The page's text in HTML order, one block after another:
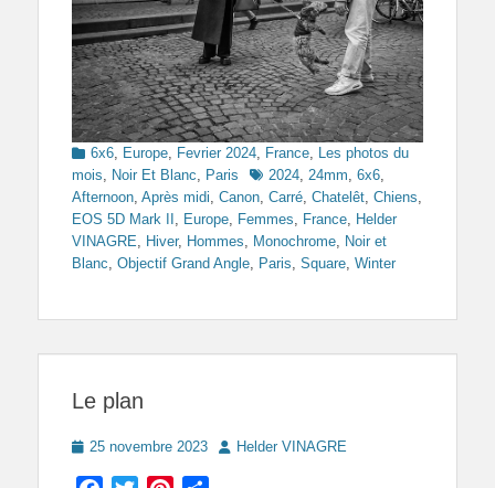
Categories
6x6, Europe, Fevrier 2024, France, Les photos du
mois, Noir Et Blanc, Paris Tags2024, 24mm, 6x6,
Afternoon, Après midi, Canon, Carré, Chatelêt, Chiens,
EOS 5D Mark II , Europe, Femmes, France, Helder
VINAGRE, Hiver, Hommes, Monochrome, Noir et
Blanc, Objectif Grand Angle, Paris, Square, Winter
Le plan
Posted
25 novembre 2023 AuthorHelder VINAGRE